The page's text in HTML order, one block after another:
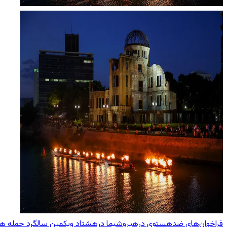
فراخوان‌های ضدهستوی درهیروشیما درهشتاد ویکمین سالگرد حمله